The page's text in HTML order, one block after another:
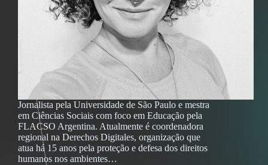
Jornalista pela Universidade de São Paulo e mestra
em Ciências Sociais com foco em Educação pela
FLACSO Argentina. Atualmente é coordenadora
regional na Derechos Digitales, organização que
atua há 15 anos pela proteção e defesa dos direitos
humanos nos ambientes…